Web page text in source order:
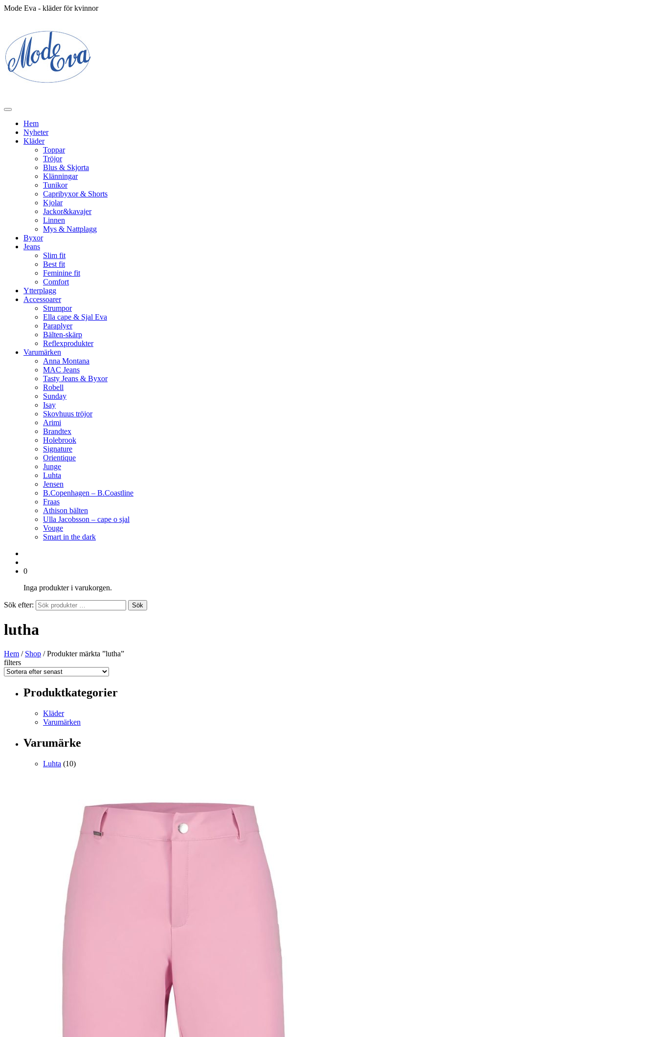
Mode Eva - kläder för kvinnor
Hem
Nyheter
Kläder
Toppar
Tröjor
Blus & Skjorta
Klänningar
Tunikor
Capribyxor & Shorts
Kjolar
Jackor&kavajer
Linnen
Mys & Nattplagg
Byxor
Jeans
Slim fit
Best fit
Feminine fit
Comfort
Ytterplagg
Accessoarer
Strumpor
Ella cape & Sjal Eva
Paraplyer
Bälten-skärp
Reflexprodukter
Varumärken
Anna Montana
MAC Jeans
Tasty Jeans & Byxor
Robell
Sunday
Isay
Skovhuus tröjor
Arimi
Brandtex
Holebrook
Signature
Orientique
Junge
Luhta
Jensen
B.Copenhagen – B.Coastline
Fraas
Athison bälten
Ulla Jacobsson – cape o sjal
Vouge
Smart in the dark
0
Inga produkter i varukorgen.
Sök efter: Sök
lutha
Hem / Shop / Produkter märkta ”lutha”
filters
Produktkategorier
Kläder
Varumärken
Varumärke
Luhta (10)